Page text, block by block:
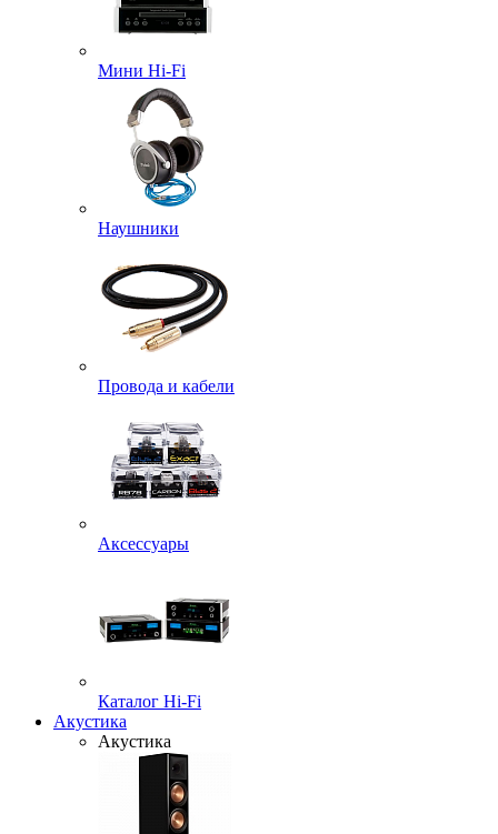
Мини Hi-Fi
Наушники
Провода и кабели
Аксессуары
Каталог Hi-Fi
Акустика
Акустика